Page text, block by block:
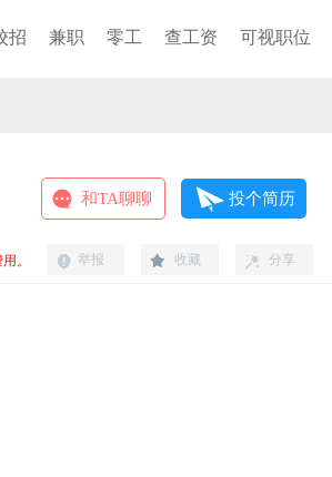
招 兼职 零工 查工资 可视职位
和TA聊聊 投个简历
分享
收藏
举报
。